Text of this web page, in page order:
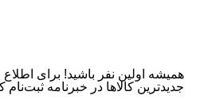
همیشه اولین نفر باشید! برای
جدیدترین کالاها در خبرنامه ثبت‌نام